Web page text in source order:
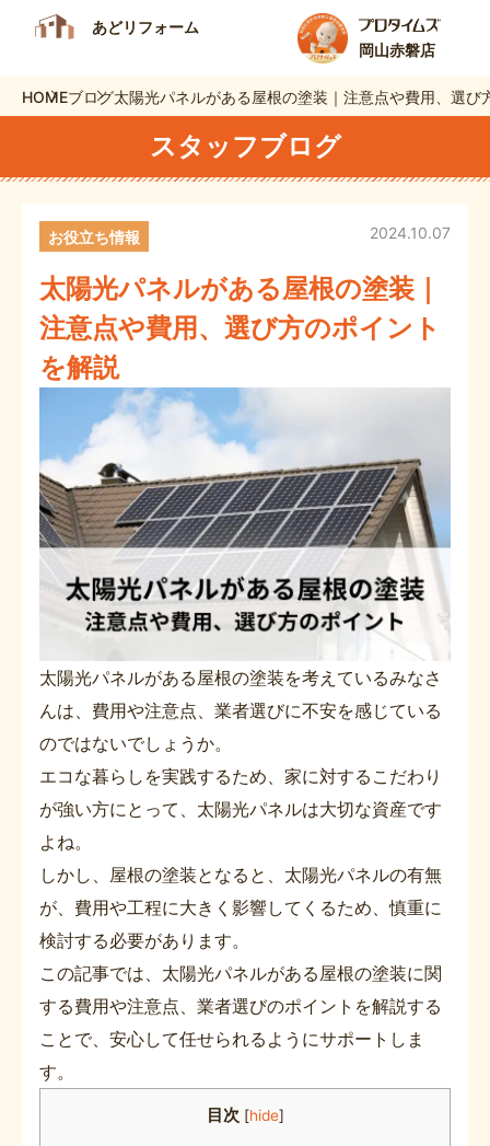
あどリフォーム
岡山赤磐店
HOMEブログ太陽光パネルがある屋根の塗装｜注意点や費用、選び
スタッフブログ
太陽光パネルがある屋根の塗装｜
注意点や費用、選び方のポイント
を解説
2024.10.07
お役立ち情報
太陽光パネルがある屋根の塗装を考えているみなさ
んは、費用や注意点、業者選びに不安を感じている
のではないでしょうか。
エコな暮らしを実践するため、家に対するこだわり
が強い方にとって、太陽光パネルは大切な資産です
よね。
しかし、屋根の塗装となると、太陽光パネルの有無
が、費用や工程に大きく影響してくるため、慎重に
検討する必要があります。
この記事では、太陽光パネルがある屋根の塗装に関
する費用や注意点、業者選びのポイントを解説する
ことで、安心して任せられるようにサポートしま
す。
目次 [hide]